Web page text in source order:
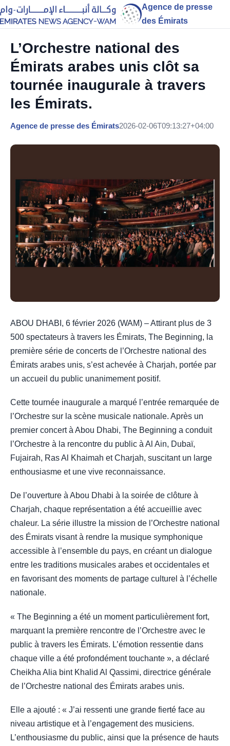
Agence de presse
des Émirats
L’Orchestre national des
Émirats arabes unis clôt sa
tournée inaugurale à travers
les Émirats.
Agence de presse des Émirats2026-02-06T09:13:27+04:00
ABOU DHABI, 6 février 2026 (WAM) – Attirant plus de 3
500 spectateurs à travers les Émirats, The Beginning, la
première série de concerts de l’Orchestre national des
Émirats arabes unis, s’est achevée à Charjah, portée par
un accueil du public unanimement positif.
Cette tournée inaugurale a marqué l’entrée remarquée de
l’Orchestre sur la scène musicale nationale. Après un
premier concert à Abou Dhabi, The Beginning a conduit
l’Orchestre à la rencontre du public à Al Ain, Dubaï,
Fujairah, Ras Al Khaimah et Charjah, suscitant un large
enthousiasme et une vive reconnaissance.
De l’ouverture à Abou Dhabi à la soirée de clôture à
Charjah, chaque représentation a été accueillie avec
chaleur. La série illustre la mission de l’Orchestre national
des Émirats visant à rendre la musique symphonique
accessible à l’ensemble du pays, en créant un dialogue
entre les traditions musicales arabes et occidentales et
en favorisant des moments de partage culturel à l’échelle
nationale.
« The Beginning a été un moment particulièrement fort,
marquant la première rencontre de l’Orchestre avec le
public à travers les Émirats. L’émotion ressentie dans
chaque ville a été profondément touchante », a déclaré
Cheikha Alia bint Khalid Al Qassimi, directrice générale
de l’Orchestre national des Émirats arabes unis.
Elle a ajouté : « J’ai ressenti une grande fierté face au
niveau artistique et à l’engagement des musiciens.
L’enthousiasme du public, ainsi que la présence de hauts